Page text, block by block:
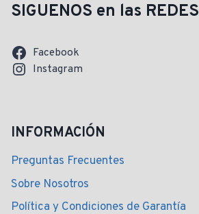
SIGUENOS en las REDES
Facebook
Instagram
INFORMACIÓN
Preguntas Frecuentes
Sobre Nosotros
Política y Condiciones de Garantía